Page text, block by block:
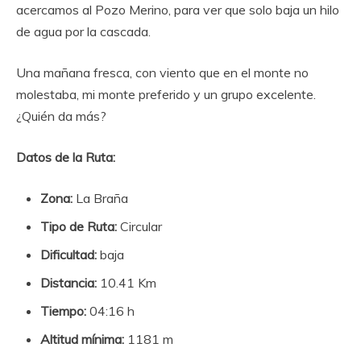
acercamos al Pozo Merino, para ver que solo baja un hilo
de agua por la cascada.
Una mañana fresca, con viento que en el monte no
molestaba, mi monte preferido y un grupo excelente.
¿Quién da más?
Datos de la Ruta:
Zona: La Braña
Tipo de Ruta: Circular
Dificultad: baja
Distancia: 10.41 Km
Tiempo: 04:16 h
Altitud mínima: 1181 m